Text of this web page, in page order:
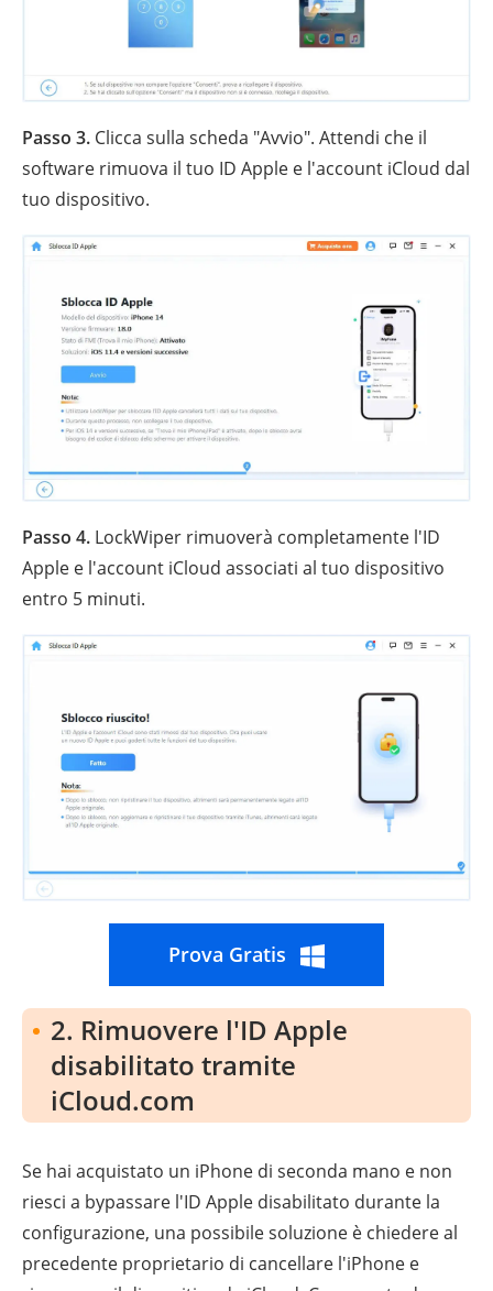
Passo 3. Clicca sulla scheda "Avvio". Attendi che il
software rimuova il tuo ID Apple e l'account iCloud dal
tuo dispositivo.
Passo 4. LockWiper rimuoverà completamente l'ID
Apple e l'account iCloud associati al tuo dispositivo
entro 5 minuti.
Prova Gratis
2. Rimuovere l'ID Apple
disabilitato tramite
iCloud.com
Se hai acquistato un iPhone di seconda mano e non
riesci a bypassare l'ID Apple disabilitato durante la
configurazione, una possibile soluzione è chiedere al
precedente proprietario di cancellare l'iPhone e